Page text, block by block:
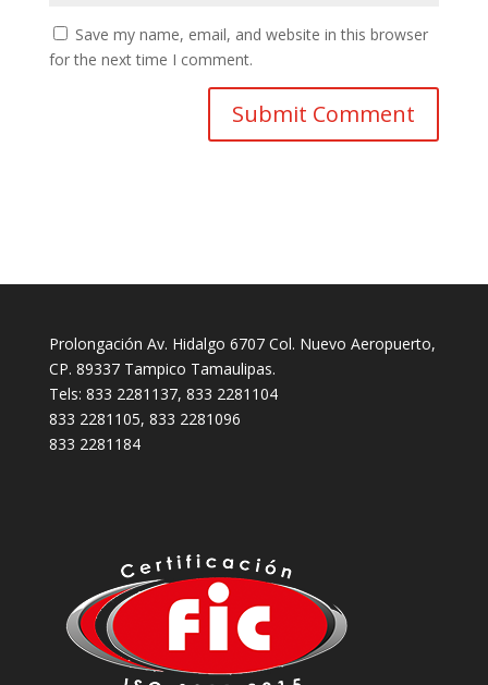
Save my name, email, and website in this browser
for the next time I comment.
Prolongación Av. Hidalgo 6707 Col. Nuevo Aeropuerto,
CP. 89337 Tampico Tamaulipas.
Tels: 833 2281137, 833 2281104
833 2281105, 833 2281096
833 2281184